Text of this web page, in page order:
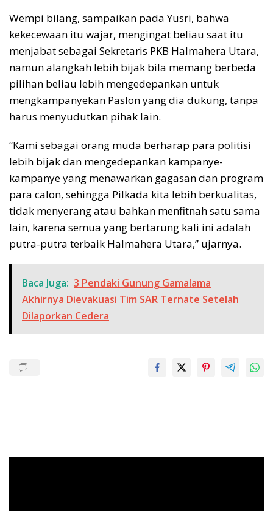
Wempi bilang, sampaikan pada Yusri, bahwa
kekecewaan itu wajar, mengingat beliau saat itu
menjabat sebagai Sekretaris PKB Halmahera Utara,
namun alangkah lebih bijak bila memang berbeda
pilihan beliau lebih mengedepankan untuk
mengkampanyekan Paslon yang dia dukung, tanpa
harus menyudutkan pihak lain.
“Kami sebagai orang muda berharap para politisi
lebih bijak dan mengedepankan kampanye-
kampanye yang menawarkan gagasan dan program
para calon, sehingga Pilkada kita lebih berkualitas,
tidak menyerang atau bahkan menfitnah satu sama
lain, karena semua yang bertarung kali ini adalah
putra-putra terbaik Halmahera Utara,” ujarnya.
Baca Juga: 3 Pendaki Gunung Gamalama
Akhirnya Dievakuasi Tim SAR Ternate Setelah
Dilaporkan Cedera